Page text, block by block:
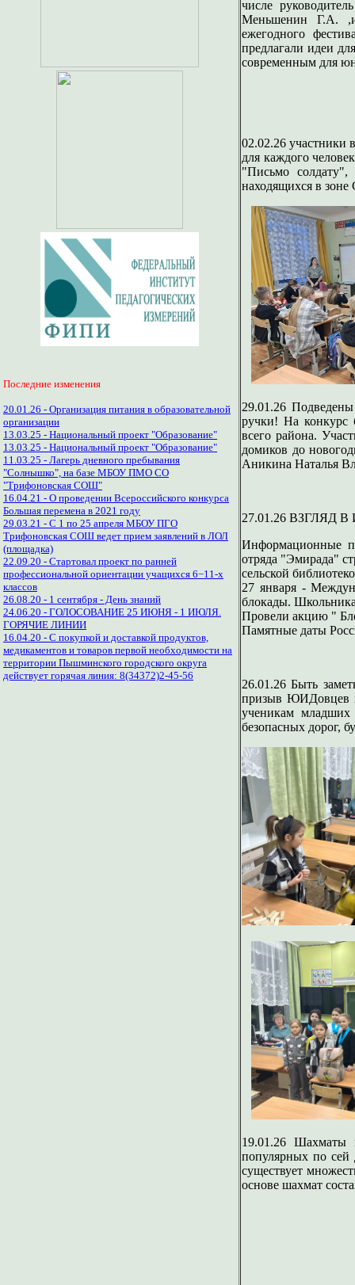
Последние изменения
20.01.26 - Организация питания в образовательной
организации
13.03.25 - Национальный проект "Образование"
13.03.25 - Национальный проект "Образование"
11.03.25 - Лагерь дневного пребывания
"Солнышко", на базе МБОУ ПМО СО
"Трифоновская СОШ"
16.04.21 - О проведении Всероссийского конкурса
Большая перемена в 2021 году
29.03.21 - С 1 по 25 апреля МБОУ ПГО
Трифоновская СОШ ведет прием заявлений в ЛОЛ
(площадка)
22.09.20 - Стартовал проект по ранней
профессиональной ориентации учащихся 6−11-х
классов
26.08.20 - 1 сентября - День знаний
24.06.20 - ГОЛОСОВАНИЕ 25 ИЮНЯ - 1 ИЮЛЯ.
ГОРЯЧИЕ ЛИНИИ
16.04.20 - С покупкой и доставкой продуктов,
медикаментов и товаров первой необходимости на
территории Пышминского городского округа
действует горячая линия: 8(34372)2-45-56
числе
Меньшенин Г.А.
ежегодного
предлагали идеи
современным для
02.02.26 участники
для каждого
"Письмо
находящихся в
29.01.26
ручки! На конкурс
всего района.
домиков до
Аникина Наталья
27.01.26 ВЗГЛЯД
Информационные
отряда "Эмирада"
сельской
27 января -
блокады.
Провели акцию "
Памятные даты
26.01.26 Быть
призыв ЮИДовцев
ученикам младших
безопасных дорог,
19.01.26 Шахматы
популярных по сей
существует
основе шахмат